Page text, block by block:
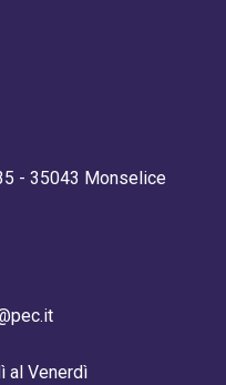
- 35043 Monselice
al Venerdì